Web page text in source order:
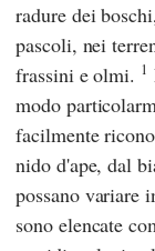
radure dei
pascoli, nei
frassini e olmi. 1
modo
facilmente
nido d'ape, dal
possano variare
sono elencate